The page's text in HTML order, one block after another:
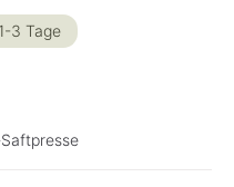
3 Tage